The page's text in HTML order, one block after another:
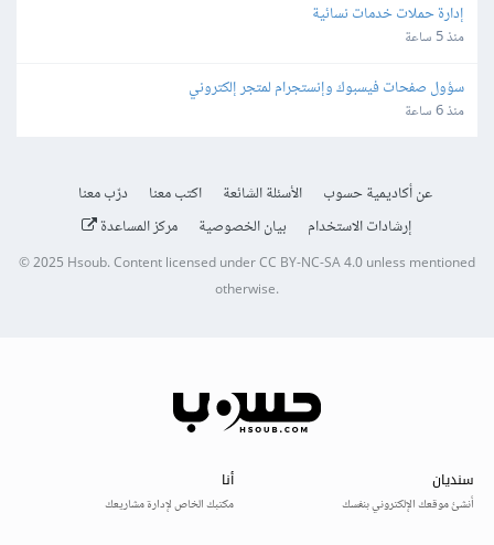
إدارة حملات خدمات نسائية
منذ 5 ساعة
سؤول صفحات فيسبوك وإنستجرام لمتجر إلكتروني
منذ 6 ساعة
عن أكاديمية حسوب الأسئلة الشائعة اكتب معنا
درّب معنا
إرشادات الاستخدام
بيان الخصوصية مركز المساعدة
© 2025 Hsoub.Content licensed underCC BY-NC-SA 4.0unless mentioned
otherwise.